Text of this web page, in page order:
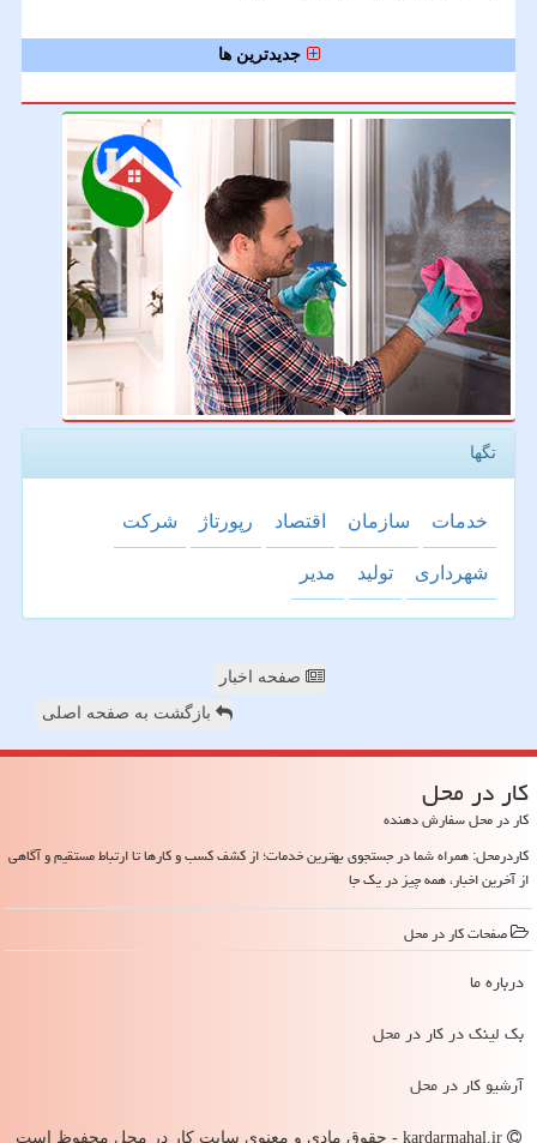
جدیدترین ها
تگها
خدمات سازمان اقتصاد رپورتاژ شركت
شهرداری تولید مدیر
صفحه اخبار
بازگشت به صفحه اصلی
كار در محل
کار در محل سفارش دهنده
کاردرمحل: همراه شما در جستجوی بهترین خدمات؛ از کشف کسب و کارها تا ارتباط مستقیم و آگاهی
از آخرین اخبار، همه چیز در یک جا
صفحات كار در محل
درباره ما
بک لینک در كار در محل
آرشیو كار در محل